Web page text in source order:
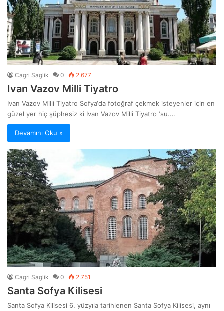
Cagri Saglik 0 2.677
Ivan Vazov Milli Tiyatro
Ivan Vazov Milli Tiyatro Sofya‘da fotoğraf çekmek isteyenler için en
güzel yer hiç şüphesiz ki Ivan Vazov Milli Tiyatro ‘su.…
Devamını Oku »
Cagri Saglik 0 2.751
Santa Sofya Kilisesi
Santa Sofya Kilisesi 6. yüzyıla tarihlenen Santa Sofya Kilisesi, aynı